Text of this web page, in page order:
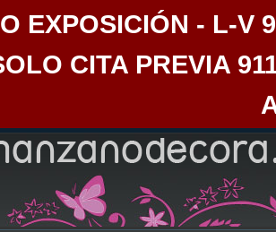
EXPOSICIÓN - L-V
CITA PREVIA